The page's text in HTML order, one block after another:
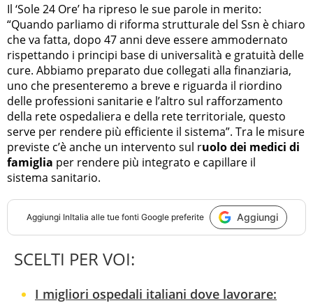
Il ‘Sole 24 Ore’ ha ripreso le sue parole in merito:
“Quando parliamo di riforma strutturale del Ssn è chiaro
che va fatta, dopo 47 anni deve essere ammodernato
rispettando i principi base di universalità e gratuità delle
cure. Abbiamo preparato due collegati alla finanziaria,
uno che presenteremo a breve e riguarda il riordino
delle professioni sanitarie e l’altro sul rafforzamento
della rete ospedaliera e della rete territoriale, questo
serve per rendere più efficiente il sistema”. Tra le misure
previste c’è anche un intervento sul ruolo dei medici di
famiglia per rendere più integrato e capillare il
sistema sanitario.
Aggiungi InItalia alle tue fonti Google preferite Aggiungi
SCELTI PER VOI:
I migliori ospedali italiani dove lavorare: